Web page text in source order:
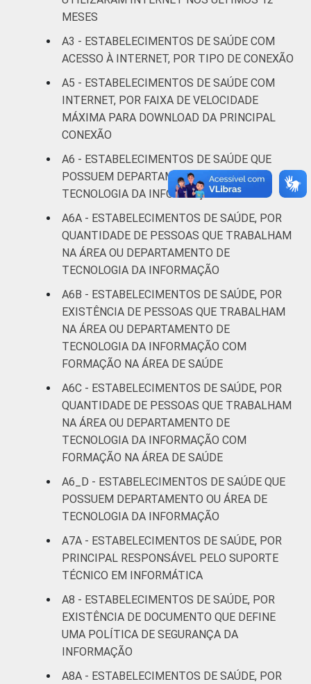
IDENTIFICAÇÃO DE
DE SAÚDE
Não UBS 93
LOCALIZAÇÃO Capital 92
Interior 91
Fonte: CGI/NIC.br, Centro Regional de
Estudos para o Desenvolvimento da
Sociedade da Informação (Cetic.br),
Pesquisa sobre o uso das tecnologias de
informação e comunicação nos
estabelecimentos de saúde brasileiros - TIC
Saúde 2019.
MESES
A3 - ESTABELECIMENTOS DE SAÚDE COM
ACESSO À INTERNET, POR TIPO DE CONEXÃO
A5 - ESTABELECIMENTOS DE SAÚDE COM
INTERNET, POR FAIXA DE VELOCIDADE
MÁXIMA PARA DOWNLOAD DA PRINCIPAL
CONEXÃO
A6 - ESTABELECIMENTOS DE SAÚDE QUE
POSSUEM DEPARTAMENTO OU ÁREA DE
TECNOLOGIA DA INFORMAÇÃO
A6A - ESTABELECIMENTOS DE SAÚDE, POR
QUANTIDADE DE PESSOAS QUE TRABALHAM
NA ÁREA OU DEPARTAMENTO DE
TECNOLOGIA DA INFORMAÇÃO
A6B - ESTABELECIMENTOS DE SAÚDE, POR
EXISTÊNCIA DE PESSOAS QUE TRABALHAM
NA ÁREA OU DEPARTAMENTO DE
TECNOLOGIA DA INFORMAÇÃO COM
FORMAÇÃO NA ÁREA DE SAÚDE
A6C - ESTABELECIMENTOS DE SAÚDE, POR
QUANTIDADE DE PESSOAS QUE TRABALHAM
NA ÁREA OU DEPARTAMENTO DE
TECNOLOGIA DA INFORMAÇÃO COM
FORMAÇÃO NA ÁREA DE SAÚDE
A6_D - ESTABELECIMENTOS DE SAÚDE QUE
POSSUEM DEPARTAMENTO OU ÁREA DE
TECNOLOGIA DA INFORMAÇÃO
A7A - ESTABELECIMENTOS DE SAÚDE, POR
PRINCIPAL RESPONSÁVEL PELO SUPORTE
TÉCNICO EM INFORMÁTICA
A8 - ESTABELECIMENTOS DE SAÚDE, POR
EXISTÊNCIA DE DOCUMENTO QUE DEFINE
UMA POLÍTICA DE SEGURANÇA DA
INFORMAÇÃO
A8A - ESTABELECIMENTOS DE SAÚDE, POR